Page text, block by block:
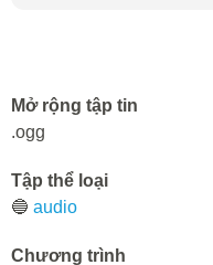
Mở rộng tập tin
.ogg
Tập thể loại
🔵 audio
Chương trình